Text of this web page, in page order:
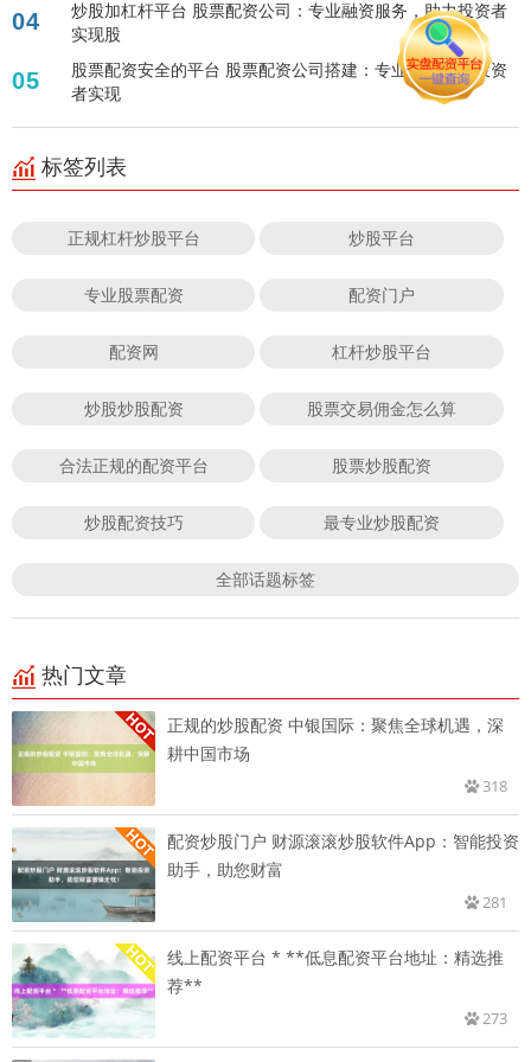
04
炒股加杠杆平台 股票配资公司：专业融资服务，助力投资者
实现股
05
股票配资安全的平台 股票配资公司搭建：专业平台助力投资
者实现
标签列表
正规杠杆炒股平台 炒股平台
专业股票配资 配资门户
配资网 杠杆炒股平台
炒股炒股配资 股票交易佣金怎么算
合法正规的配资平台 股票炒股配资
炒股配资技巧 最专业炒股配资
全部话题标签
热门文章
正规的炒股配资 中银国际：聚焦全球机遇，深
耕中国市场
318
配资炒股门户 财源滚滚炒股软件App：智能投资
助手，助您财富
281
线上配资平台 * **低息配资平台地址：精选推
荐**
273